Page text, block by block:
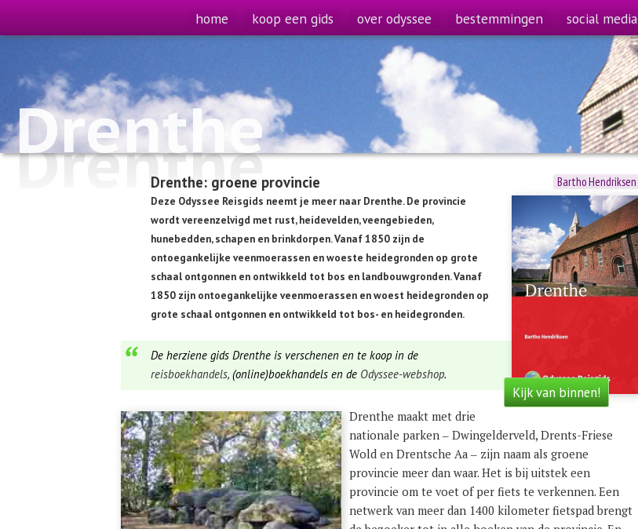
home koop een gids over odyssee bestemmingen social media
Drenthe
Drenthe
Bartho Hendriksen
Kijk van binnen!
Drenthe: groene provincie
Deze Odyssee Reisgids neemt je meer naar Drenthe. De provincie
wordt vereenzelvigd met rust, heidevelden, veengebieden,
hunebedden, schapen en brinkdorpen. Vanaf 1850 zijn de
ontoegankelijke veenmoerassen en woeste heidegronden op grote
schaal ontgonnen en ontwikkeld tot bos en landbouwgronden. Vanaf
1850 zijn ontoegankelijke veenmoerassen en woest heidegronden op
grote schaal ontgonnen en ontwikkeld tot bos- en heidegronden.
De herziene gids Drenthe is verschenen en te koop in de
reisboekhandels, (online)boekhandels en de Odyssee-webshop.
​​Drenthe maakt met drie
nationale parken ‒ Dwingelderveld, Drents-Friese
Wold en Drentsche Aa ‒ zijn naam als groene
provincie meer dan waar. Het is bij uitstek een
provincie om te voet of per fiets te verkennen. Een
netwerk van meer dan 1400 kilometer fietspad brengt